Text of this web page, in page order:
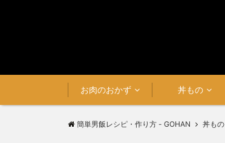
お肉のおかず 丼もの
簡単男飯レシピ・作り方 - GOHAN 丼もの